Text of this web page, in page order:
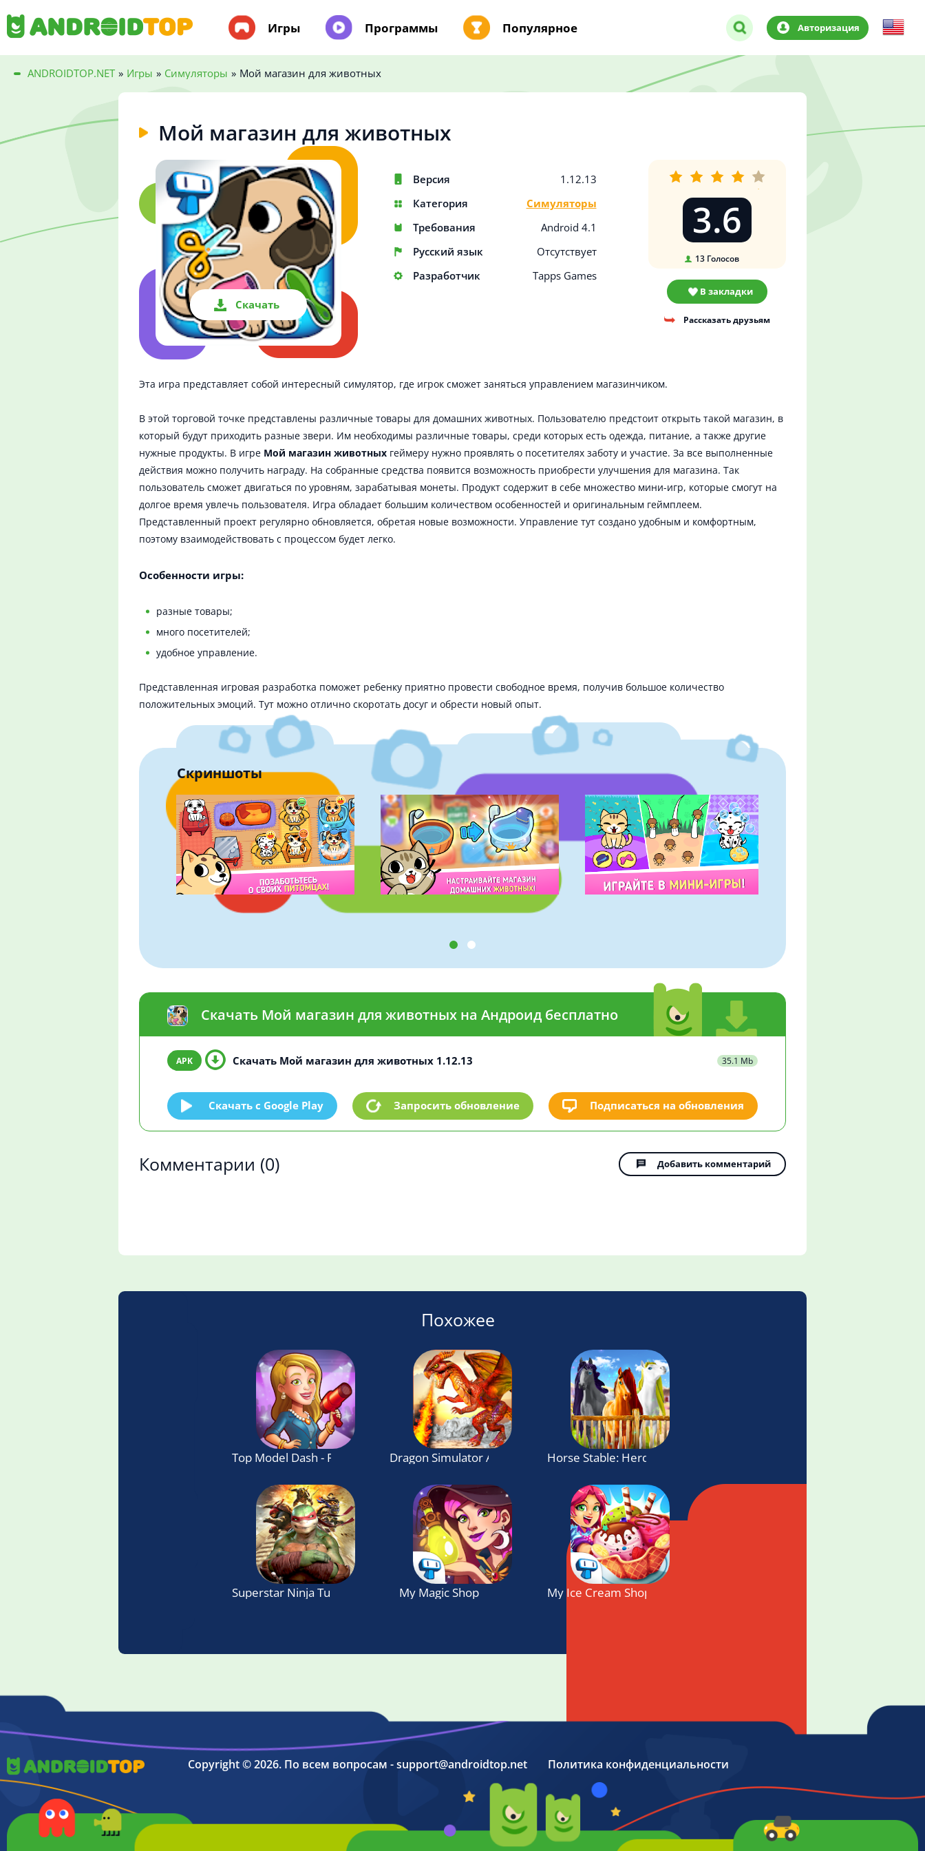
Игры Программы Популярное Авторизация
ANDROIDTOP.NET » Игры » Симуляторы » Мой магазин для животных
Мой магазин для животных
Скачать
Версия
1.12.13
Категория
Симуляторы
Требования
Android 4.1
Русский язык
Отсутствует
Разработчик
Tapps Games
3.6
13 Голосов
В закладки
Рассказать друзьям
Эта игра представляет собой интересный симулятор, где игрок сможет заняться управлением магазинчиком.
В этой торговой точке представлены различные товары для домашних животных. Пользователю предстоит открыть такой магазин, в
который будут приходить разные звери. Им необходимы различные товары, среди которых есть одежда, питание, а также другие
нужные продукты. В игре Мой магазин животных геймеру нужно проявлять о посетителях заботу и участие. За все выполненные
действия можно получить награду. На собранные средства появится возможность приобрести улучшения для магазина. Так
пользователь сможет двигаться по уровням, зарабатывая монеты. Продукт содержит в себе множество мини-игр, которые смогут на
долгое время увлечь пользователя. Игра обладает большим количеством особенностей и оригинальным геймплеем.
Представленный проект регулярно обновляется, обретая новые возможности. Управление тут создано удобным и комфортным,
поэтому взаимодействовать с процессом будет легко.
Особенности игры:
разные товары;
много посетителей;
удобное управление.
Представленная игровая разработка поможет ребенку приятно провести свободное время, получив большое количество
положительных эмоций. Тут можно отлично скоротать досуг и обрести новый опыт.
Скриншоты
Скачать Мой магазин для животных на Андроид бесплатно
Скачать Мой магазин для животных 1.12.13 35.1 Mb
Скачать c Google Play Запросить обновление Подписаться на обновления
Комментарии (0) Добавить комментарий
Похожее
Top Model Dash - Fashion Time Management Game
Dragon Simulator Attack 3D GameHorse Stable: Herd Care Simulator
Superstar Ninja Turtle Fight Simulator Game 2018
My Magic Shop My Ice Cream Shop – игра с управлением времени
Copyright © 2026. По всем вопросам - support@androidtop.net Политика конфиденциальности